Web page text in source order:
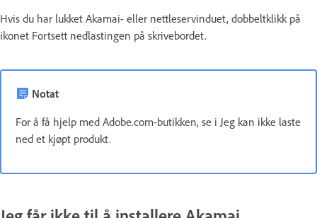
Hvis du har lukket Akamai- eller nettleservinduet, dobbeltklikk på
ikonet Fortsett nedlastingen på skrivebordet.
Notat
For å få hjelp med Adobe.com-butikken, se i Jeg kan ikke laste
ned et kjøpt produkt.